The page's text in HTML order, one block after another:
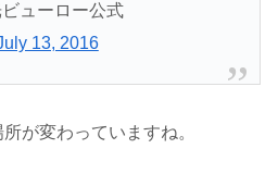
ューロー公式
13, 2016
が変わっていますね。